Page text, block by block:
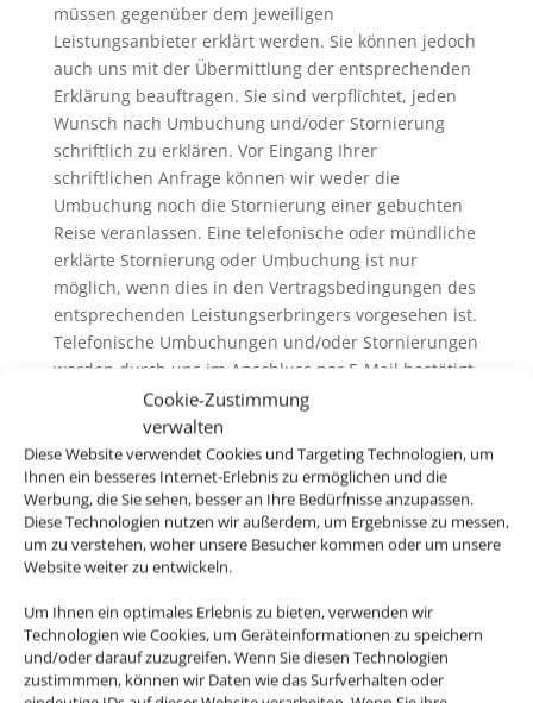
Cookie-Zustimmung
verwalten
Diese Website verwendet Cookies und Targeting Technologien, um
Ihnen ein besseres Internet-Erlebnis zu ermöglichen und die
Werbung, die Sie sehen, besser an Ihre Bedürfnisse anzupassen.
Diese Technologien nutzen wir außerdem, um Ergebnisse zu messen,
um zu verstehen, woher unsere Besucher kommen oder um unsere
Website weiter zu entwickeln.
Um Ihnen ein optimales Erlebnis zu bieten, verwenden wir
Technologien wie Cookies, um Geräteinformationen zu speichern
und/oder darauf zuzugreifen. Wenn Sie diesen Technologien
zustimmmen, können wir Daten wie das Surfverhalten oder
müssen gegenüber dem jeweiligen
Leistungsanbieter erklärt werden. Sie können jedoch
auch uns mit der Übermittlung der entsprechenden
Erklärung beauftragen. Sie sind verpflichtet, jeden
Wunsch nach Umbuchung und/oder Stornierung
schriftlich zu erklären. Vor Eingang Ihrer
schriftlichen Anfrage können wir weder die
Umbuchung noch die Stornierung einer gebuchten
Reise veranlassen. Eine telefonische oder mündliche
erklärte Stornierung oder Umbuchung ist nur
möglich, wenn dies in den Vertragsbedingungen des
entsprechenden Leistungserbringers vorgesehen ist.
Telefonische Umbuchungen und/oder Stornierungen
werden durch uns im Anschluss per E-Mail bestätigt.
Sie sind verpflichtet, in diesem Zusammenhang
auftretende eventuelle Unstimmigkeiten uns
unverzüglich mitzuteilen.
6.3. Wir erheben in der Regel keine eigenen
Servicegebühren oder Bearbeitungsentgelte für
Rücktritt / Umbuchung und /oder Stornierung. Wenn
wir Servicegebühren oder Bearbeitungsentgelte
darüber. Generell ausgenommen hiervon ist der
Rücktritt / die Umbuchung und /oder die Stornierung
von nicht im Zusammenhang mit einer Pauschalreise
gebuchten Flugbeförderungsleistungen („Nur-Flug-